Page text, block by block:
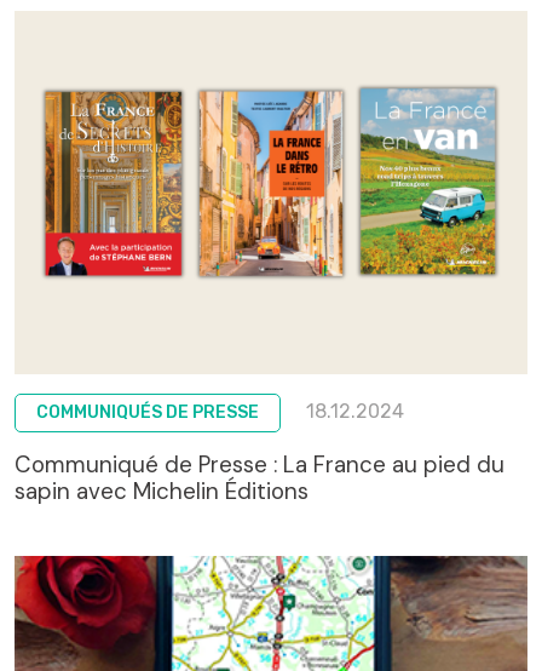
COMMUNIQUÉS DE PRESSE 18.12.2024
Communiqué de Presse : La France au pied du
sapin avec Michelin Éditions